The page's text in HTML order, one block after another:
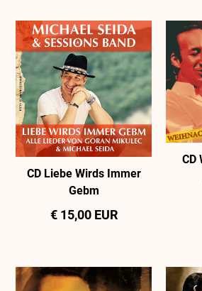
CD Liebe Wirds Immer
Gebm
€ 15,00 EUR
CD